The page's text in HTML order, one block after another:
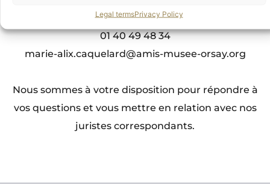
Legal termsPrivacy Policy
DÉLÉGUÉE GÉNÉRALE
01 40 49 48 34
marie-alix.caquelard@amis-musee-orsay.org
Nous sommes à votre disposition pour répondre à
vos questions et vous mettre en relation avec nos
juristes correspondants.